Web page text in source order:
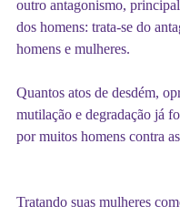
outro antagonismo,
dos homens: trata-se do
homens e mulheres.
Quantos atos de desdém,
mutilação e degradação já
por muitos homens contra
Tratando suas mulheres